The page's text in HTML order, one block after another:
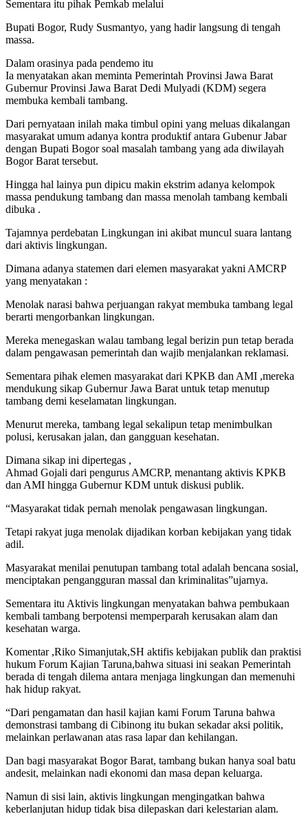
Sementara itu pihak Pemkab melalui
Bupati Bogor, Rudy Susmantyo, yang hadir langsung di tengah
massa.
Dalam orasinya pada pendemo itu
Ia menyatakan akan meminta Pemerintah Provinsi Jawa Barat
Gubernur Provinsi Jawa Barat Dedi Mulyadi (KDM) segera
membuka kembali tambang.
Dari pernyataan inilah maka timbul opini yang meluas dikalangan
masyarakat umum adanya kontra produktif antara Gubenur Jabar
dengan Bupati Bogor soal masalah tambang yang ada diwilayah
Bogor Barat tersebut.
Hingga hal lainya pun dipicu makin ekstrim adanya kelompok
massa pendukung tambang dan massa menolah tambang kembali
dibuka .
Tajamnya perdebatan Lingkungan ini akibat muncul suara lantang
dari aktivis lingkungan.
Dimana adanya statemen dari elemen masyarakat yakni AMCRP
yang menyatakan :
Menolak narasi bahwa perjuangan rakyat membuka tambang legal
berarti mengorbankan lingkungan.
Mereka menegaskan walau tambang legal berizin pun tetap berada
dalam pengawasan pemerintah dan wajib menjalankan reklamasi.
Sementara pihak elemen masyarakat dari KPKB dan AMI ,mereka
mendukung sikap Gubernur Jawa Barat untuk tetap menutup
tambang demi keselamatan lingkungan.
Menurut mereka, tambang legal sekalipun tetap menimbulkan
polusi, kerusakan jalan, dan gangguan kesehatan.
Dimana sikap ini dipertegas ,
Ahmad Gojali dari pengurus AMCRP, menantang aktivis KPKB
dan AMI hingga Gubernur KDM untuk diskusi publik.
“Masyarakat tidak pernah menolak pengawasan lingkungan.
Tetapi rakyat juga menolak dijadikan korban kebijakan yang tidak
adil.
Masyarakat menilai penutupan tambang total adalah bencana sosial,
menciptakan pengangguran massal dan kriminalitas”ujarnya.
Sementara itu Aktivis lingkungan menyatakan bahwa pembukaan
kembali tambang berpotensi memperparah kerusakan alam dan
kesehatan warga.
Komentar ,Riko Simanjutak,SH aktifis kebijakan publik dan praktisi
hukum Forum Kajian Taruna,bahwa situasi ini seakan Pemerintah
berada di tengah dilema antara menjaga lingkungan dan memenuhi
hak hidup rakyat.
“Dari pengamatan dan hasil kajian kami Forum Taruna bahwa
demonstrasi tambang di Cibinong itu bukan sekadar aksi politik,
melainkan perlawanan atas rasa lapar dan kehilangan.
Dan bagi masyarakat Bogor Barat, tambang bukan hanya soal batu
andesit, melainkan nadi ekonomi dan masa depan keluarga.
Namun di sisi lain, aktivis lingkungan mengingatkan bahwa
keberlanjutan hidup tidak bisa dilepaskan dari kelestarian alam.